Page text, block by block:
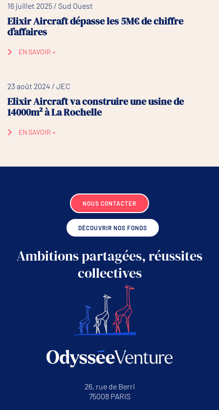
16 juillet 2025 / Sud Ouest
Elixir Aircraft dépasse les 5M€ de chiffre
d’affaires
EN SAVOIR +
23 août 2024 / JEC
Elixir Aircraft va construire une usine de
14000m² à La Rochelle
EN SAVOIR +
NOUS CONTACTER
DÉCOUVRIR NOS FONDS
Ambitions partagées, réussites
collectives
26, rue de Berri
75008 PARIS